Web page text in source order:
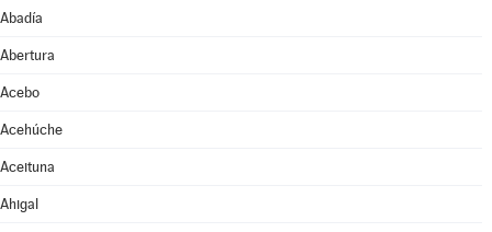
Abadía
Abertura
Acebo
Acehúche
Aceituna
Ahigal